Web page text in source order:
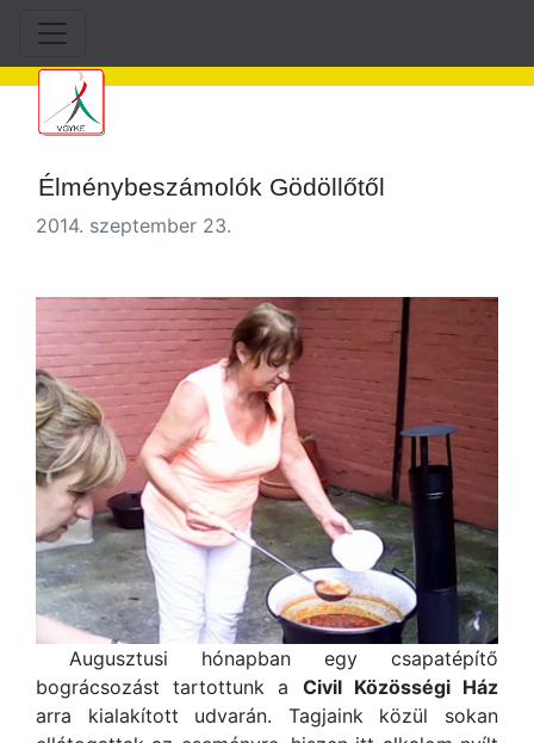
Élménybeszámolók Gödöllőtől
2014. szeptember 23.
Augusztusi hónapban egy csapatépítő
bográcsozást tartottunk a Civil Közösségi Ház
arra kialakított udvarán. Tagjaink közül sokan